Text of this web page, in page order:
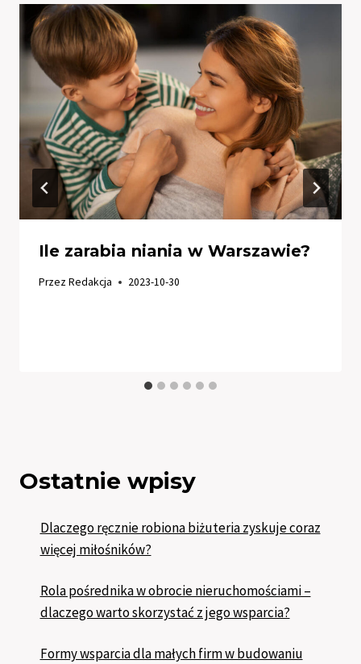
Ile zarabia niania w Warszawie?
PrzezRedakcja 2023-10-30
Ostatnie wpisy
Dlaczego ręcznie robiona biżuteria zyskuje coraz
więcej miłośników?
Rola pośrednika w obrocie nieruchomościami –
dlaczego warto skorzystać z jego wsparcia?
Formy wsparcia dla małych firm w budowaniu